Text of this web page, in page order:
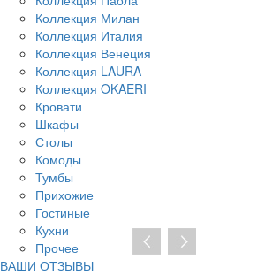
Коллекция Милан
Коллекция Италия
Коллекция Венеция
Коллекция LAURA
Коллекция OKAERI
Кровати
Шкафы
Столы
Комоды
Тумбы
Прихожие
Гостиные
Кухни
Прочее
ВАШИ ОТЗЫВЫ